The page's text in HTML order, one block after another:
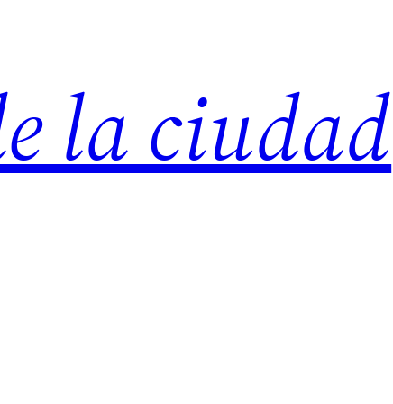
la ciudad